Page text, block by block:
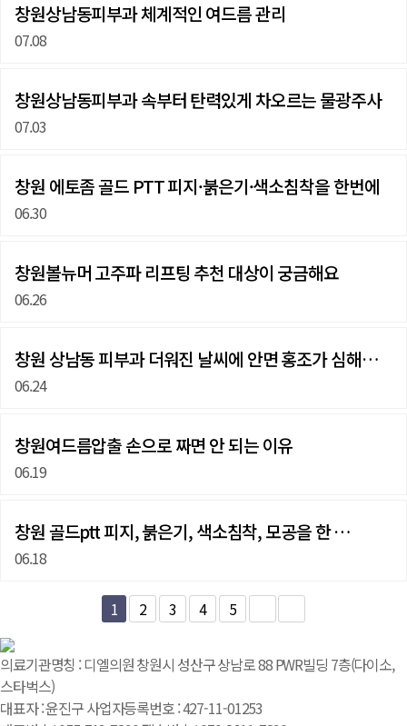
창원상남동피부과 체계적인 여드름 관리
07.08
창원상남동피부과 속부터 탄력있게 차오르는 물광주사
07.03
창원 에토좀 골드 PTT 피지·붉은기·색소침착을 한번에
06.30
창원볼뉴머 고주파 리프팅 추천 대상이 궁금해요
06.26
창원 상남동 피부과 더워진 날씨에 안면 홍조가 심해졌다…
06.24
창원여드름압출 손으로 짜면 안 되는 이유
06.19
창원 골드ptt 피지, 붉은기, 색소침착, 모공을 한 …
06.18
1 2 3 4 5
의료기관명칭 : 디엘의원 창원시 성산구 상남로 88 PWR빌딩 7층(다이소,
스타벅스)
대표자 : 윤진구 사업자등록번호 : 427-11-01253